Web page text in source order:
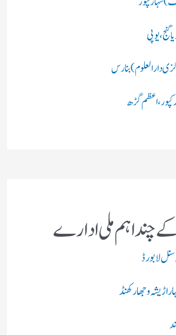
دارالعلوم )بنارس
گڑھ
چند اہم ملی ادارے
لا بورڈ
اڑیشہ و جھارکھنڈ